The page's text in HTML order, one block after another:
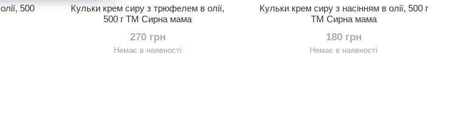
500
Кульки крем сиру з трюфелем в олії,
500 г ТМ Сирна мама
270 грн
Немає в наявності
Кульки крем сиру з насінням в олії, 500 г
ТМ Сирна мама
180 грн
Немає в наявності